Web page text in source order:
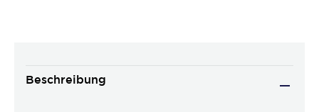
Beschreibung